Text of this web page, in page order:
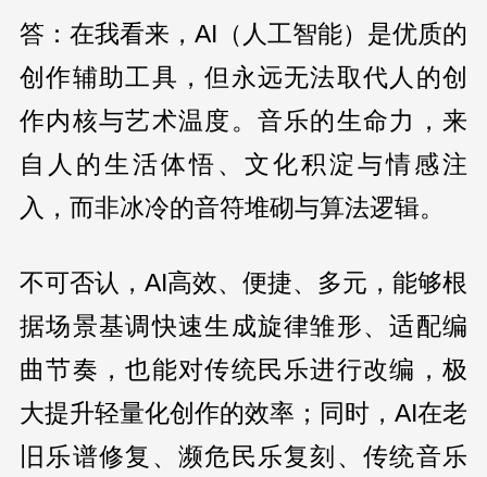
答：在我看来，AI（人工智能）是优质的
创作辅助工具，但永远无法取代人的创
作内核与艺术温度。音乐的生命力，来
自人的生活体悟、文化积淀与情感注
入，而非冰冷的音符堆砌与算法逻辑。
不可否认，AI高效、便捷、多元，能够根
据场景基调快速生成旋律雏形、适配编
曲节奏，也能对传统民乐进行改编，极
大提升轻量化创作的效率；同时，AI在老
旧乐谱修复、濒危民乐复刻、传统音乐